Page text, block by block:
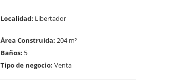
Localidad: Libertador
Área Construida: 204 m²
Baños: 5
Tipo de negocio: Venta